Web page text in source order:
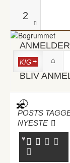
2
BLIV
KIG
POSTS
NYESTE